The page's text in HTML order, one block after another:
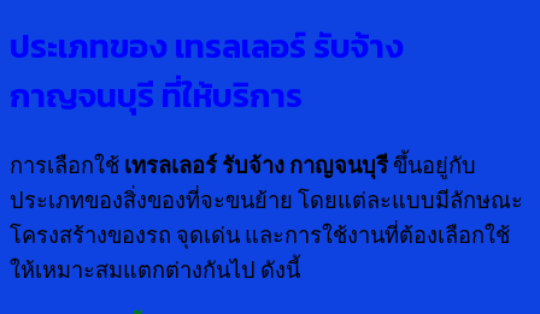
ประเภทของ เทรลเลอร์ รับจ้าง
กาญจนบุรี ที่ให้บริการ
การเลือกใช้ เทรลเลอร์ รับจ้าง กาญจนบุรีขึ้นอยู่กับ
ประเภทของสิ่งของที่จะขนย้าย โดยแต่ละแบบมีลักษณะ
โครงสร้างของรถ จุดเด่น และการใช้งานที่ต้องเลือกใช้
ให้เหมาะสมแตกต่างกันไป ดังนี้